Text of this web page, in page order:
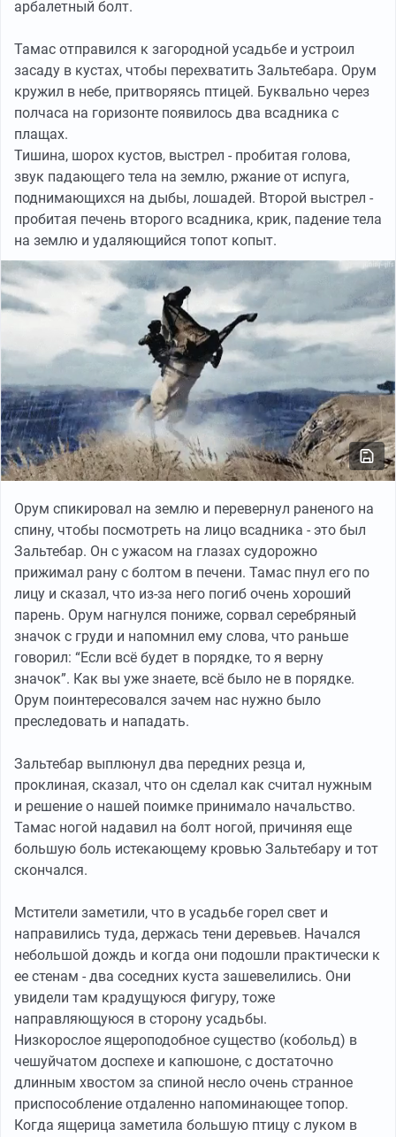
арбалетный болт.
Тамас отправился к загородной усадьбе и устроил
засаду в кустах, чтобы перехватить Зальтебара. Орум
кружил в небе, притворяясь птицей. Буквально через
полчаса на горизонте появилось два всадника с
плащах.
Тишина, шорох кустов, выстрел - пробитая голова,
звук падающего тела на землю, ржание от испуга,
поднимающихся на дыбы, лошадей. Второй выстрел -
пробитая печень второго всадника, крик, падение тела
на землю и удаляющийся топот копыт.
Орум спикировал на землю и перевернул раненого на
спину, чтобы посмотреть на лицо всадника - это был
Зальтебар. Он с ужасом на глазах судорожно
прижимал рану с болтом в печени. Тамас пнул его по
лицу и сказал, что из-за него погиб очень хороший
парень. Орум нагнулся пониже, сорвал серебряный
значок с груди и напомнил ему слова, что раньше
говорил: “Если всё будет в порядке, то я верну
значок”. Как вы уже знаете, всё было не в порядке.
Орум поинтересовался зачем нас нужно было
преследовать и нападать.
Зальтебар выплюнул два передних резца и,
проклиная, сказал, что он сделал как считал нужным
и решение о нашей поимке принимало начальство.
Тамас ногой надавил на болт ногой, причиняя еще
большую боль истекающему кровью Зальтебару и тот
скончался.
Мстители заметили, что в усадьбе горел свет и
направились туда, держась тени деревьев. Начался
небольшой дождь и когда они подошли практически к
ее стенам - два соседних куста зашевелились. Они
увидели там крадущуюся фигуру, тоже
направляющуюся в сторону усадьбы.
Низкорослое ящероподобное существо (кобольд) в
чешуйчатом доспехе и капюшоне, с достаточно
длинным хвостом за спиной несло очень странное
приспособление отдаленно напоминающее топор.
Когда ящерица заметила большую птицу с луком в